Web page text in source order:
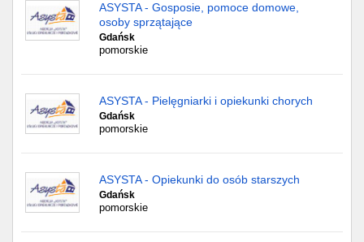
ASYSTA - Gosposie, pomoce domowe,
osoby sprzątające
Gdańsk
pomorskie
ASYSTA - Pielęgniarki i opiekunki chorych
Gdańsk
pomorskie
ASYSTA - Opiekunki do osób starszych
Gdańsk
pomorskie